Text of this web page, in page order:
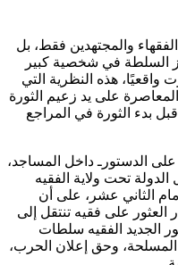
والمجتهدين فقط، بل
السلطة في شخصية كبير
هذه النظرية التي
على يد زعيم الثورة
بدء الثورة في المراجع
الدستورـ داخل المساجد،
تحت ولاية الفقيه
الثاني عشر، على أن
على فقيه تنتقل إلى
الفقيه سلطات
وحق إعلان الحرب،